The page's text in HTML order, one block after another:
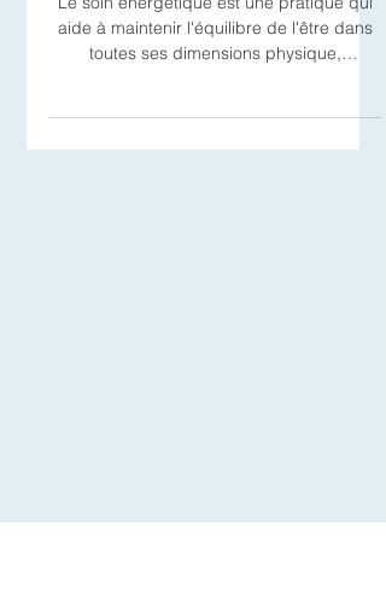
Qu'est-ce qu'un Soin énergétique ?
Le soin énergétique est une pratique qui